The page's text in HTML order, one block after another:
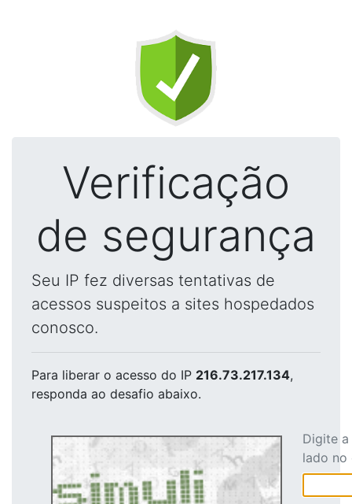
Verificação
de segurança
Seu IP fez diversas tentativas de
acessos suspeitos a sites hospedados
conosco.
Para liberar o acesso do IP 216.73.217.134,
responda ao desafio abaixo.
Digite
lado no